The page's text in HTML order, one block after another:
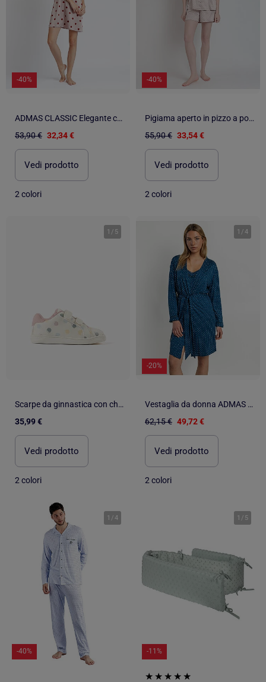
-40%
ADMAS CLASSIC Elegante canotta a pois con spalline per donna
53,90 € 32,34 €
Vedi prodotto
2 colori
-40%
Pigiama aperto in pizzo a pois a maniche corte da donna ADMAS CLASSIC
55,90 € 33,54 €
Vedi prodotto
2 colori
1 / 5
Scarpe da ginnastica con chiusura a strappo e motivo a pois
35,99 €
Vedi prodotto
2 colori
1 /4
-20%
Vestaglia da donna ADMAS CLASSIC in pizzo a pois e maniche lunghe
62,15 € 49,72 €
Vedi prodotto
2 colori
1 /4
-40%
1 / 5
-11%